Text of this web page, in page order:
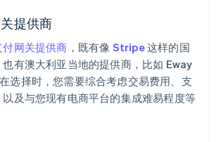
提供商
付网关提供商 ，既有像 Stripe这样的国
有澳大利亚当地的提供商，比如 Eway
选择时，您需要综合考虑交易费用、支
及与您现有电商平台的集成难易程度等